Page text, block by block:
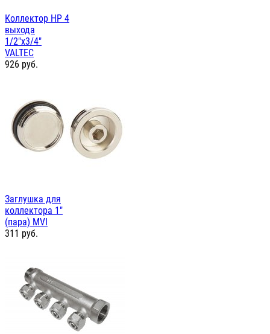
Коллектор НР 4
выхода
1/2"х3/4"
VALTEC
926 руб.
Заглушка для
коллектора 1"
(пара) MVI
311 руб.